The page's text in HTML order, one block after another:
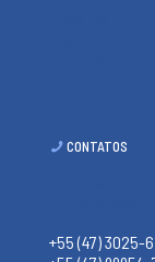
CONTATOS
+55 (47) 3025-